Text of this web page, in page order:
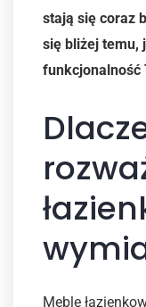
stają się coraz
się bliżej temu,
funkcjonalność
Meble